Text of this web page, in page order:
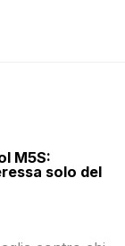
M5S:
solo del